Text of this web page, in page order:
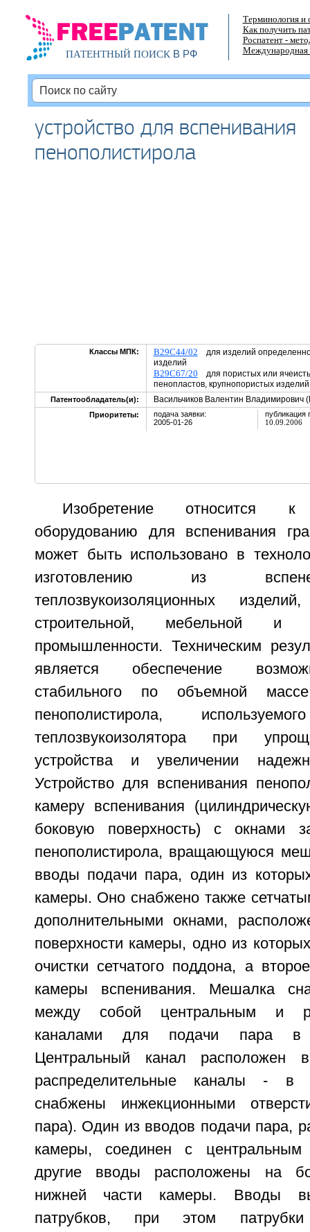
ПАТЕНТНЫЙ ПОИСКВ РФ
Терминология и
Как получить
Роспатент -
Международная
устройство для вспенивания
пенополистирола
Классы МПК: B29C44/02 для изделий
изделий
B29C67/20 для пористых или
пенопластов, крупнопористых изделий
Патентообладатель(и): Васильчиков Валентин Владимирович
Приоритеты:
подача заявки:
2005-01-26
публикация
10.09.2006
Изобретение относится к
оборудованию для вспенивания
может быть использовано в
изготовлению из
теплозвукоизоляционных
строительной, мебельной и
промышленности. Техническим
является обеспечение
стабильного по объемной массе
пенополистирола,
теплозвукоизолятора при
устройства и увеличении
Устройство для вспенивания
камеру вспенивания
боковую поверхность) с окнами
пенополистирола, вращающуюся
вводы подачи пара, один из
камеры. Оно снабжено также
дополнительными окнами,
поверхности камеры, одно из
очистки сетчатого поддона, а
камеры вспенивания. Мешалка
между собой центральным и
каналами для подачи пара в
Центральный канал
распределительные каналы - в
снабжены инжекционными
пара). Один из вводов подачи пара,
камеры, соединен с
другие вводы расположены на
нижней части камеры. Вводы
патрубков, при этом